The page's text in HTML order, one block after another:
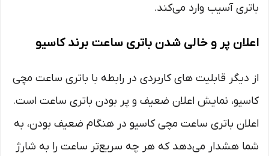
باتری آسیب وارد می‌کند.
اعلان پر و خالی شدن باتری ساعت برند کاسیو
از دیگر قابلیت‌ های کاربردی در رابطه با باتری ساعت مچی
کاسیو، نمایش اعلان ضعیف و پر بودن باتری ساعت است.
اعلان باتری ساعت مچی کاسیو در هنگام ضعیف بودن، به
شما هشدار می‌دهد که هر چه سریع‌تر ساعت را به شارژ